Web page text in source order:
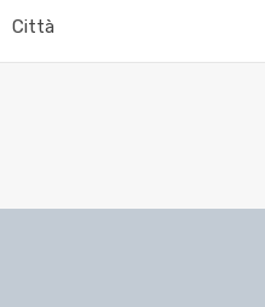
Città